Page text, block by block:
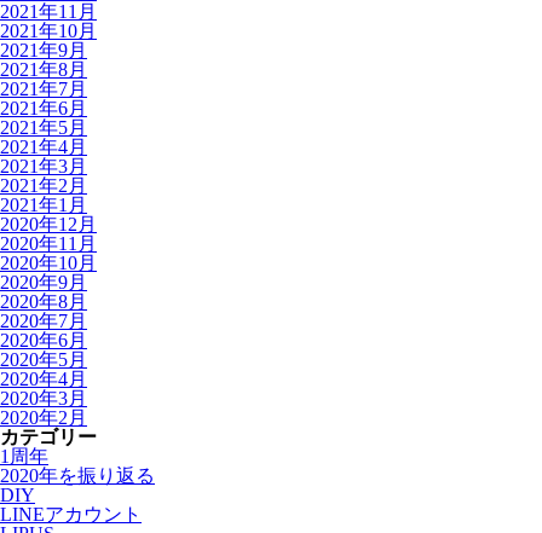
2021年11月
2021年10月
2021年9月
2021年8月
2021年7月
2021年6月
2021年5月
2021年4月
2021年3月
2021年2月
2021年1月
2020年12月
2020年11月
2020年10月
2020年9月
2020年8月
2020年7月
2020年6月
2020年5月
2020年4月
2020年3月
2020年2月
カテゴリー
1周年
2020年を振り返る
DIY
LINEアカウント